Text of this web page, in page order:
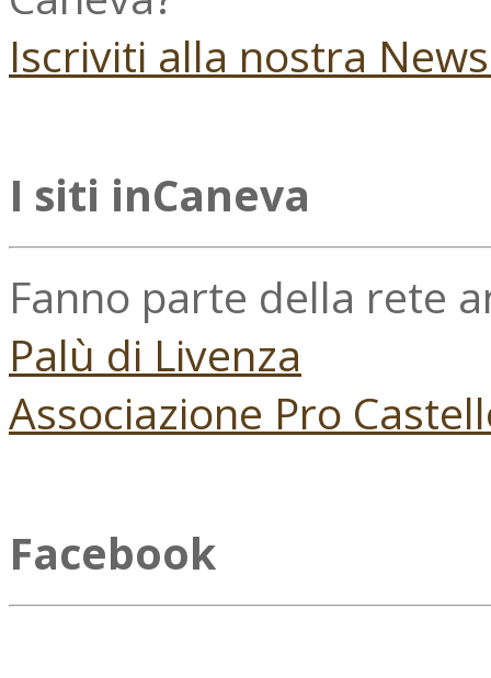
Iscriviti alla nostra
I siti inCaneva
Fanno parte della rete
Palù di Livenza
Associazione Pro
Facebook